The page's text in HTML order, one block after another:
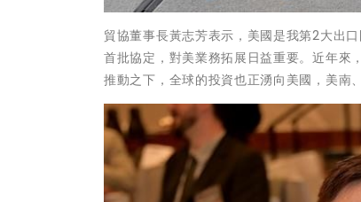
貿協董事長黃志芳表示，美國是我第2大出
首批協定，對美業務拓展日益重要。近年來
推動之下，全球的投資也正湧向美國，美南